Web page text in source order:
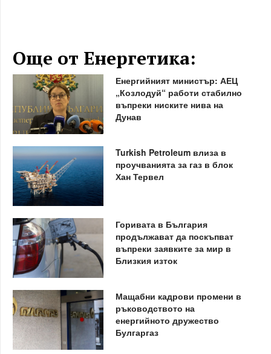
Още от Енергетика:
Енергийният министър: АЕЦ
„Козлодуй“ работи стабилно
въпреки ниските нива на
Дунав
Turkish Petroleum влиза в
проучванията за газ в блок
Хан Тервел
Горивата в България
продължават да поскъпват
въпреки заявките за мир в
Близкия изток
Мащабни кадрови промени в
ръководството на
енергийното дружество
Булгаргаз